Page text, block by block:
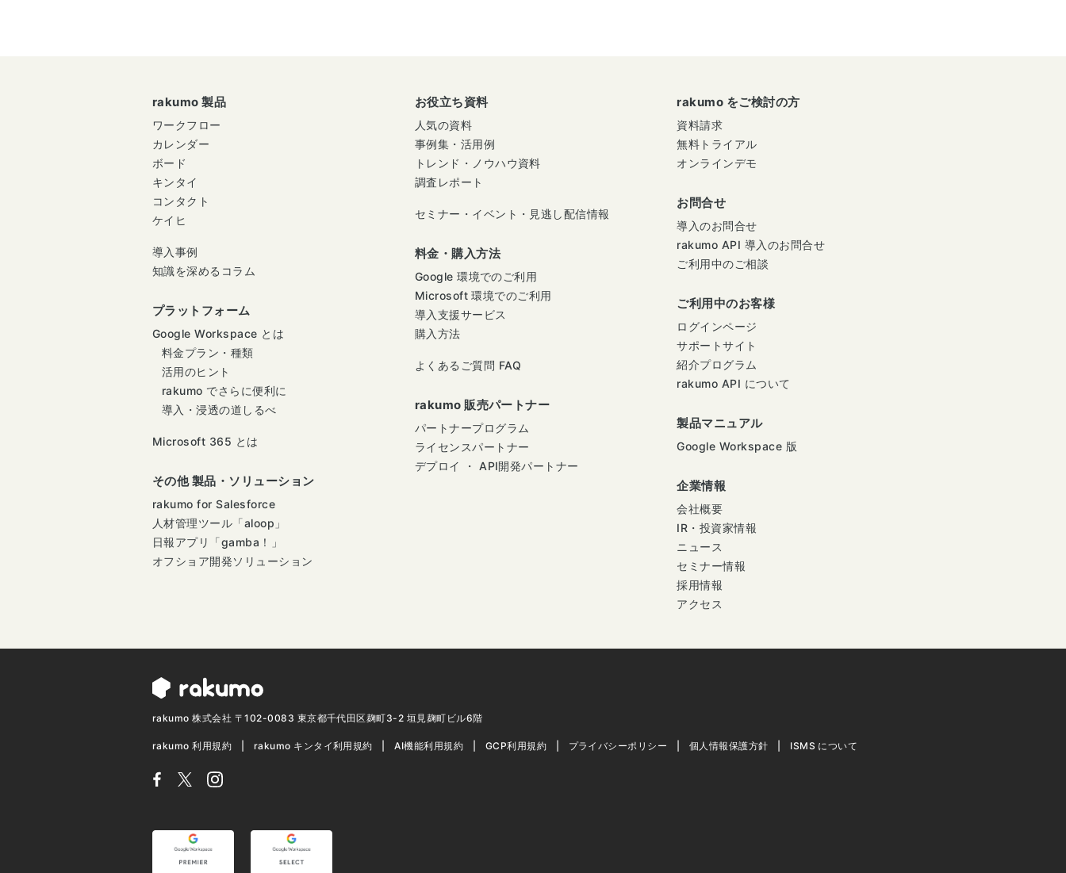
rakumo 製品
ワークフロー
カレンダー
ボード
キンタイ
コンタクト
ケイヒ
導入事例
知識を深めるコラム
プラットフォーム
Google Workspace とは
料金プラン・種類
活用のヒント
rakumo でさらに便利に
導入・浸透の道しるべ
Microsoft 365 とは
その他 製品・ソリューション
rakumo for Salesforce
人材管理ツール「aloop」
日報アプリ「gamba！」
オフショア開発ソリューション
お役立ち資料
人気の資料
事例集・活用例
トレンド・ノウハウ資料
調査レポート
セミナー・イベント・見逃し配信情報
料金・購入方法
Google 環境でのご利用
Microsoft 環境でのご利用
導入支援サービス
購入方法
よくあるご質問 FAQ
rakumo 販売パートナー
パートナープログラム
ライセンスパートナー
デプロイ ・ API開発パートナー
rakumo をご検討の方
資料請求
無料トライアル
オンラインデモ
お問合せ
導入のお問合せ
rakumo API 導入のお問合せ
ご利用中のご相談
ご利用中のお客様
ログインページ
サポートサイト
紹介プログラム
rakumo API について
製品マニュアル
Google Workspace 版
企業情報
会社概要
IR・投資家情報
ニュース
セミナー情報
採用情報
アクセス
rakumo 株式会社 〒102-0083 東京都千代田区麹町3-2 垣見麹町ビル6階
rakumo 利用規約 rakumo キンタイ利用規約 AI機能利用規約 GCP利用規約 プライバシーポリシー 個人情報保護方針 ISMS について